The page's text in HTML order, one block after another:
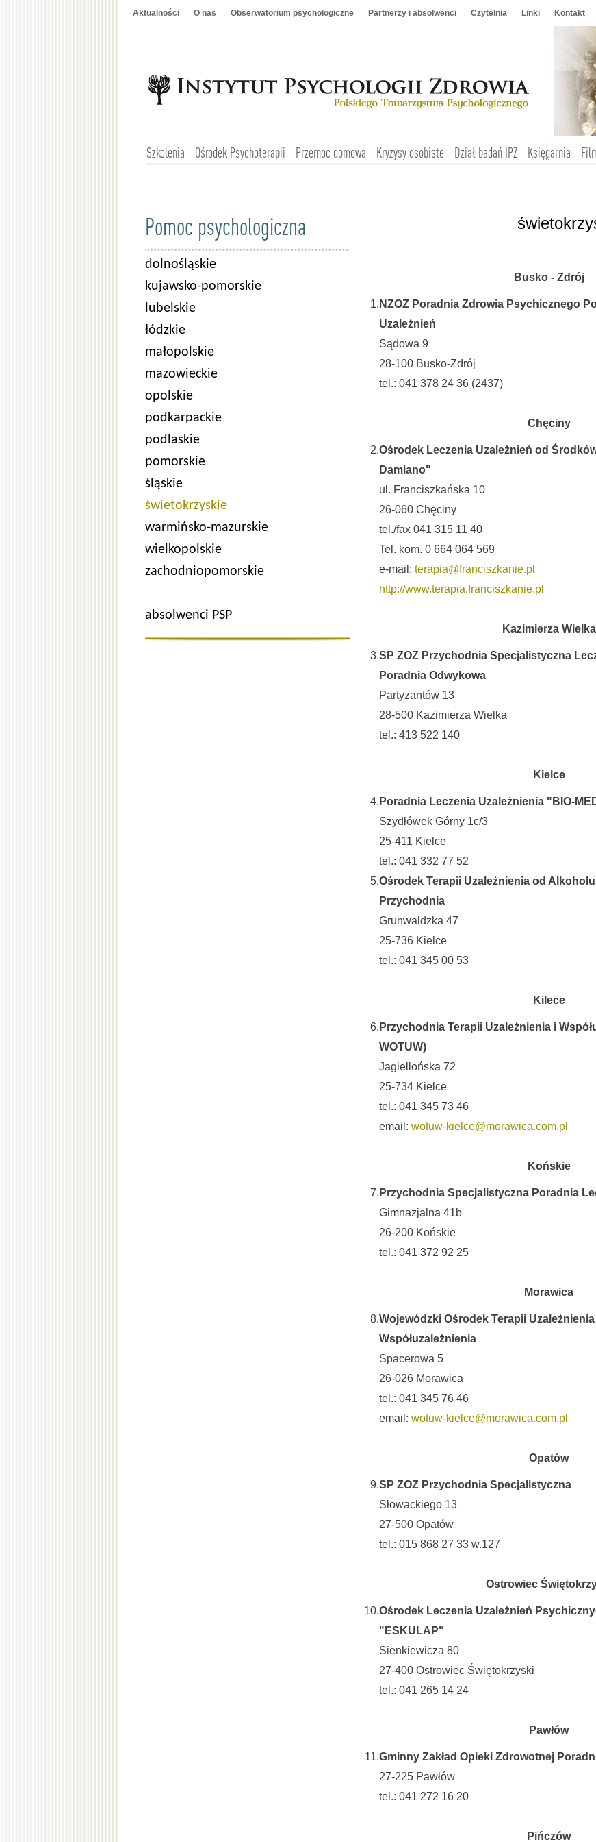
Aktualności O nas Obserwatorium psychologiczne Partnerzy i absolwenci Czytelnia Linki Kontakt
Szkolenia Ośrodek Psychoterapii Przemoc domowa Kryzysy osobiste Dział badań IPZ Księgarnia
Pomoc psychologiczna
dolnośląskie
kujawsko-pomorskie
lubelskie
łódzkie
małopolskie
mazowieckie
opolskie
podkarpackie
podlaskie
pomorskie
śląskie
świetokrzyskie
warmińsko-mazurskie
wielkopolskie
zachodniopomorskie
absolwenci PSP
Busko - Zdrój
1. NZOZ Poradnia Zdrowia Psychicznego
Uzależnień
Sądowa 9
28-100 Busko-Zdrój
tel.: 041 378 24 36 (2437)
Chęciny
2.Ośrodek Leczenia Uzależnień od
Damiano"
ul. Franciszkańska 10
26-060 Chęciny
tel./fax 041 315 11 40
Tel. kom. 0 664 064 569
e-mail: terapia@franciszkanie.pl
http://www.terapia.franciszkanie.pl
Kazimierza Wielka
3.SP ZOZ Przychodnia Specjalistyczna
Poradnia Odwykowa
Partyzantów 13
28-500 Kazimierza Wielka
tel.: 413 522 140
Kielce
4. Poradnia Leczenia Uzależnienia "BIO-
Szydłówek Górny 1c/3
25-411 Kielce
tel.: 041 332 77 52
5.Ośrodek Terapii Uzależnienia od
Przychodnia
Grunwaldzka 47
25-736 Kielce
tel.: 041 345 00 53
Kilece
6. Przychodnia Terapii Uzależnienia i
WOTUW)
Jagiellońska 72
25-734 Kielce
tel.: 041 345 73 46
email: wotuw-kielce@morawica.com.pl
Końskie
7. Przychodnia Specjalistyczna Poradnia
Gimnazjalna 41b
26-200 Końskie
tel.: 041 372 92 25
Morawica
8.Wojewódzki Ośrodek Terapii
Współuzależnienia
Spacerowa 5
26-026 Morawica
tel.: 041 345 76 46
email: wotuw-kielce@morawica.com.pl
Opatów
9.SP ZOZ Przychodnia Specjalistyczna
Słowackiego 13
27-500 Opatów
tel.: 015 868 27 33 w.127
Ostrowiec
10.Ośrodek Leczenia Uzależnień
"ESKULAP"
Sienkiewicza 80
27-400 Ostrowiec Świętokrzyski
tel.: 041 265 14 24
Pawłów
11.Gminny Zakład Opieki Zdrowotnej
27-225 Pawłów
tel.: 041 272 16 20
Pińczów